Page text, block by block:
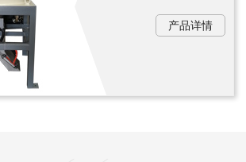
产品详情